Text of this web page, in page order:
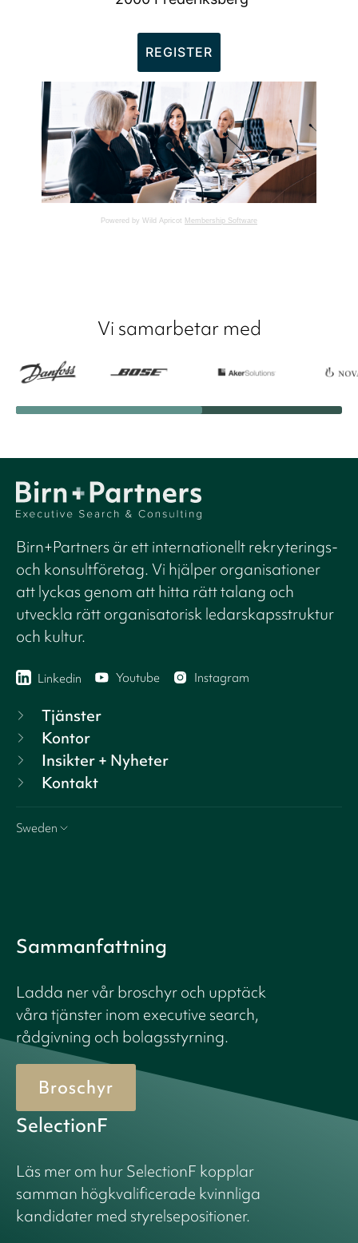
Powered by Wild Apricot Membership Software
Vi samarbetar med
Birn+Partners är ett internationellt rekryterings-
och konsultföretag. Vi hjälper organisationer
att lyckas genom att hitta rätt talang och
utveckla rätt organisatorisk ledarskapsstruktur
och kultur.
Linkedin Youtube Instagram
Tjänster
Kontor
Insikter + Nyheter
Kontakt
Sweden
Sammanfattning
Ladda ner vår broschyr och upptäck
våra tjänster inom executive search,
rådgivning och bolagsstyrning.
Broschyr
SelectionF
Läs mer om hur SelectionF kopplar
samman högkvalificerade kvinnliga
kandidater med styrelsepositioner.